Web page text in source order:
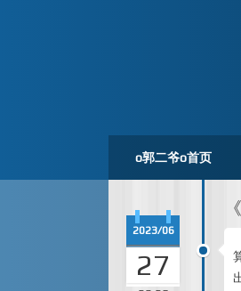
o郭二爷o首页
2023/06
27